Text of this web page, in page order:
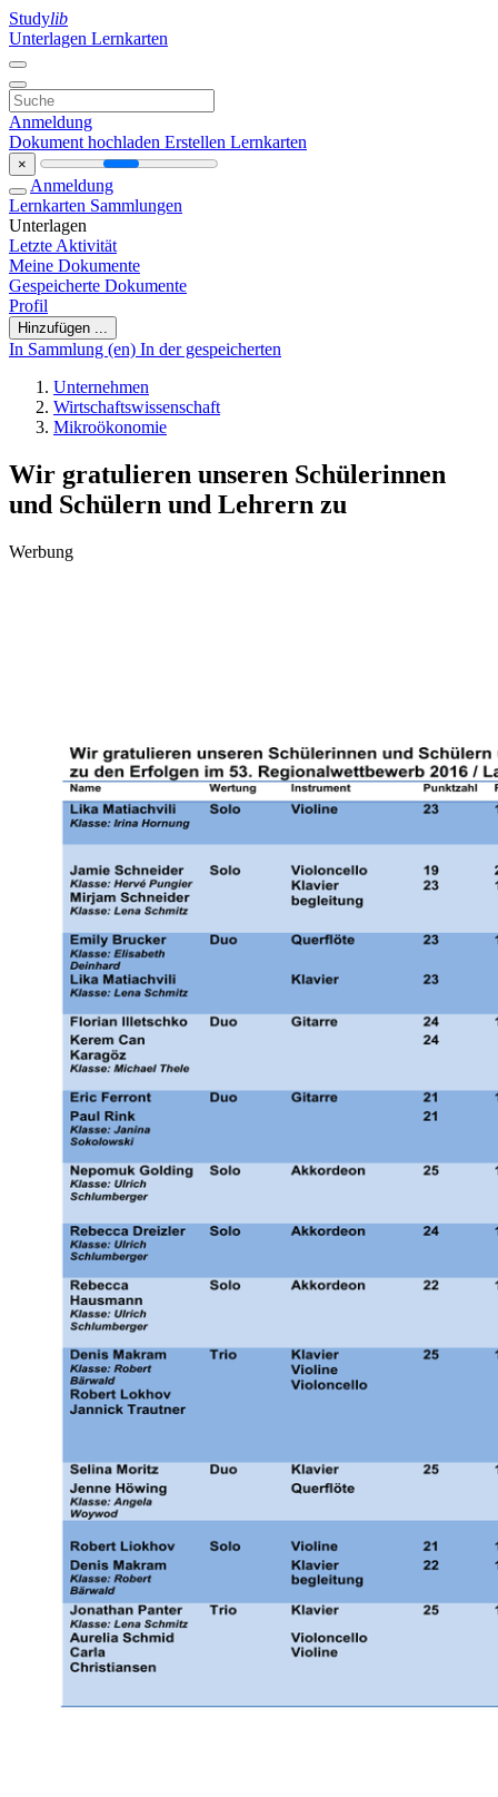
Studylib
Unterlagen Lernkarten
Anmeldung
Dokument hochladen Erstellen Lernkarten
×
Anmeldung
Lernkarten Sammlungen
Unterlagen
Letzte Aktivität
Meine Dokumente
Gespeicherte Dokumente
Profil
Hinzufügen ...
In Sammlung (en) In der gespeicherten
Unternehmen
Wirtschaftswissenschaft
Mikroökonomie
Wir gratulieren unseren Schülerinnen
und Schülern und Lehrern zu
Werbung